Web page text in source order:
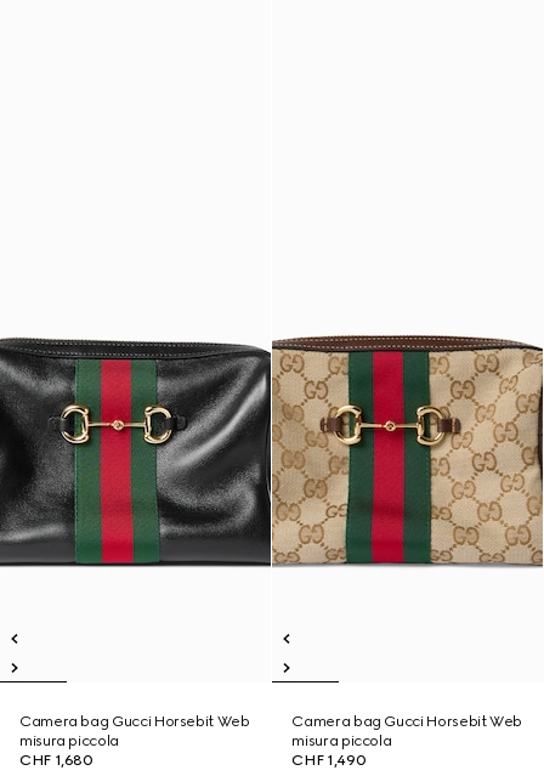
Camera bag Gucci Horsebit Web
misura piccola
CHF 1,680
Camera bag Gucci Horsebit Web
misura piccola
CHF 1,490